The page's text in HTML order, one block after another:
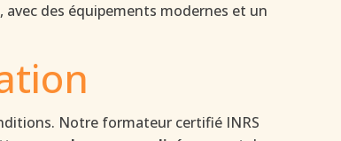
des équipements modernes et un
Notre formateur certifié INRS